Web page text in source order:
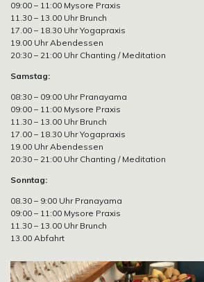
09:00 – 11:00 Mysore Praxis
11.30 – 13.00 Uhr Brunch
17.00 – 18.30 Uhr Yogapraxis
19.00 Uhr Abendessen
20:30 – 21:00 Uhr Chanting / Meditation
Samstag:
08:30 – 09:00 Uhr Pranayama
09:00 – 11:00 Mysore Praxis
11.30 – 13.00 Uhr Brunch
17.00 – 18.30 Uhr Yogapraxis
19.00 Uhr Abendessen
20:30 – 21:00 Uhr Chanting / Meditation
Sonntag:
08.30 – 9:00 Uhr Pranayama
09:00 – 11:00 Mysore Praxis
11.30 – 13.00 Uhr Brunch
13.00 Abfahrt